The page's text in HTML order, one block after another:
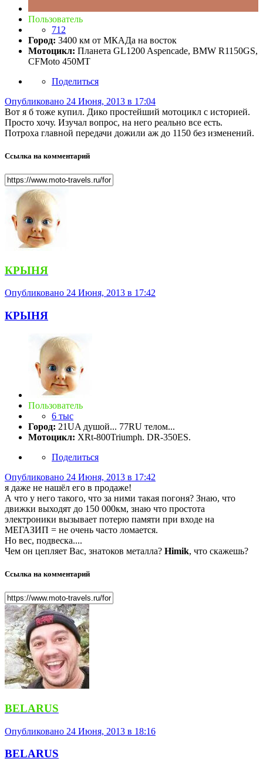
Пользователь
712
Город: 3400 км от МКАДа на восток
Мотоцикл: Планета GL1200 Aspencade, BMW R1150GS,
CFMoto 450MT
Поделиться
Опубликовано 24 Июня, 2013 в 17:04
Вот я б тоже купил. Дико простейший мотоцикл с историей.
Просто хочу. Изучал вопрос, на него реально все есть.
Потроха главной передачи дожили аж до 1150 без изменений.
Ссылка на комментарий
КРЫНЯ
Опубликовано 24 Июня, 2013 в 17:42
КРЫНЯ
Пользователь
6 тыс
Город: 21UA душой... 77RU телом...
Мотоцикл: XRt-800Triumph. DR-350ES.
Поделиться
Опубликовано 24 Июня, 2013 в 17:42
я даже не нашёл его в продаже!
А что у него такого, что за ними такая погоня? Знаю, что
движки выходят до 150 000км, знаю что простота
электроники вызывает потерю памяти при входе на
МЕГАЗИП = не очень часто ломается.
Но вес, подвеска....
Чем он цепляет Вас, знатоков металла? Himik, что скажешь?
Ссылка на комментарий
BELARUS
Опубликовано 24 Июня, 2013 в 18:16
BELARUS